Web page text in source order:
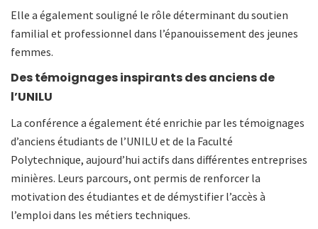
Elle a également souligné le rôle déterminant du soutien
familial et professionnel dans l’épanouissement des jeunes
femmes.
Des témoignages inspirants des anciens de
l’UNILU
La conférence a également été enrichie par les témoignages
d’anciens étudiants de l’UNILU et de la Faculté
Polytechnique, aujourd’hui actifs dans différentes entreprises
minières. Leurs parcours, ont permis de renforcer la
motivation des étudiantes et de démystifier l’accès à
l’emploi dans les métiers techniques.